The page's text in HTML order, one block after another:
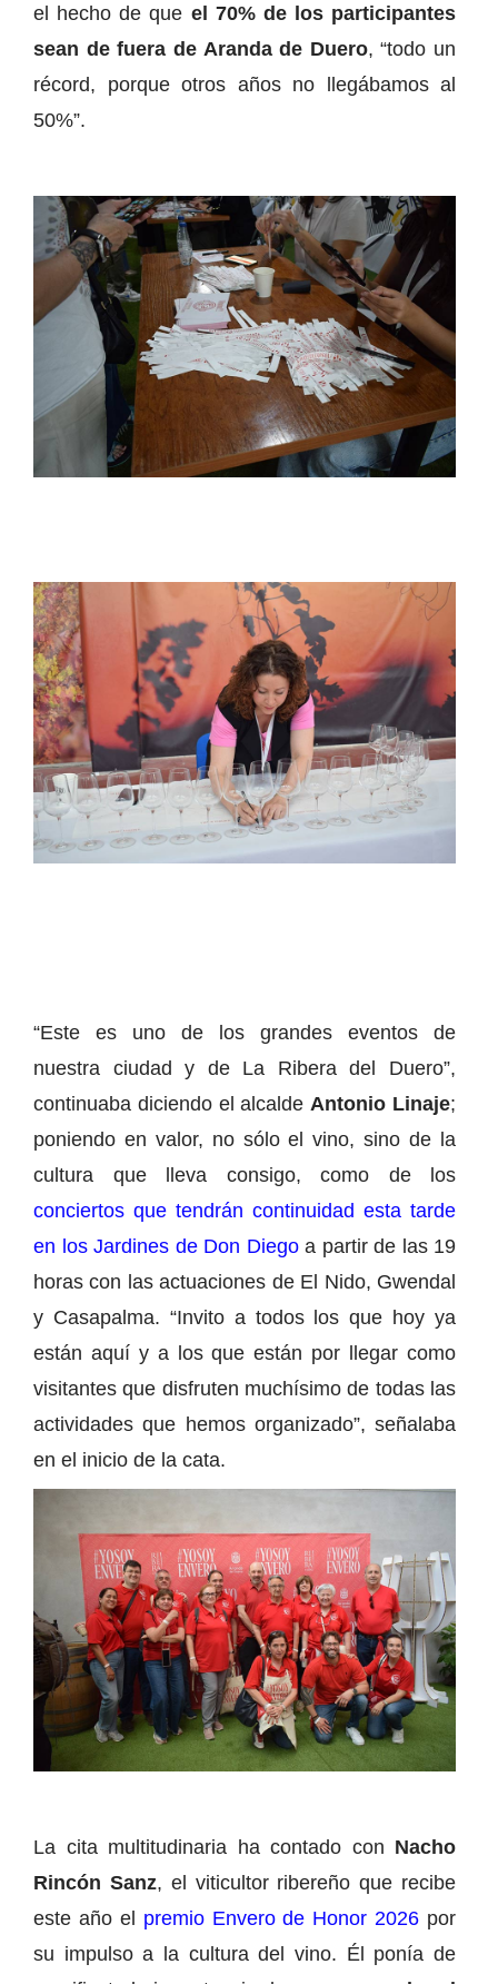
el hecho de que el 70% de los participantes
sean de fuera de Aranda de Duero, “todo un
récord, porque otros años no llegábamos al
50%”.
“Este es uno de los grandes eventos de
nuestra ciudad y de La Ribera del Duero”,
continuaba diciendo el alcaldeAntonio Linaje;
poniendo en valor, no sólo el vino, sino de la
cultura que lleva consigo, como de los
conciertos que tendrán continuidad esta tarde
en los Jardines de Don Diego a partir de las 19
horas con las actuaciones de El Nido, Gwendal
y Casapalma. “Invito a todos los que hoy ya
están aquí y a los que están por llegar como
visitantes que disfruten muchísimo de todas las
actividades que hemos organizado”, señalaba
en el inicio de la cata.
La cita multitudinaria ha contado con Nacho
Rincón Sanz, el viticultor ribereño que recibe
este año el premio Envero de Honor 2026 por
su impulso a la cultura del vino. Él ponía de